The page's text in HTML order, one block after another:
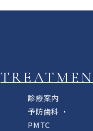
診療案内
予防歯科 ・
PMTC